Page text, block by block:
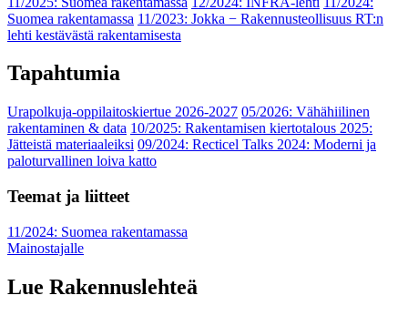
Suomea rakentamassa 11/2023: Jokka − Rakennusteollisuus RT:n
lehti kestävästä rakentamisesta
Tapahtumia
Urapolkuja-oppilaitoskiertue 2026-2027 05/2026: Vähähiilinen
rakentaminen & data 10/2025: Rakentamisen kiertotalous 2025:
Jätteistä materiaaleiksi 09/2024: Recticel Talks 2024: Moderni ja
paloturvallinen loiva katto
Teemat ja liitteet
11/2024: Suomea rakentamassa
Mainostajalle
Lue Rakennuslehteä